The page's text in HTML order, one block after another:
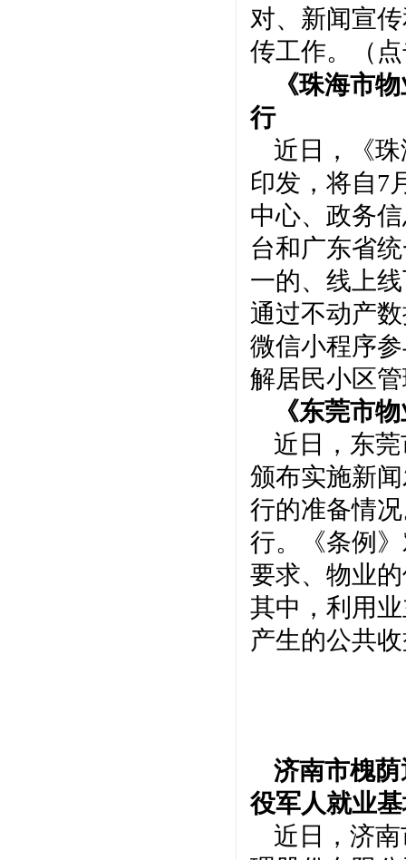
对、新闻宣
传工作。（点
《珠海市
行
近日，《
印发，将自7
中心、政务
台和广东省
一的、线上
通过不动产
微信小程序
解居民小区
《东莞市
近日，东
颁布实施新
行的准备情
行。《条例
要求、物业
其中，利用
产生的公共
济南市槐
役军人就业
近日，济